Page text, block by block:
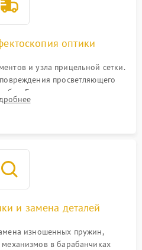
оптики
и узла прицельной сетки.
просветляющего
Бережная очистка стекол
целостности гравированной
и замена деталей
изношенных пружин,
в барабанчиках